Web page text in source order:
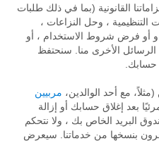
القانونية (بما في ذلك طلبات
التنظيمية ، وحل النزاعات ،
و أو فرض شروط الاستخدام ، أو
الرسائل الأخرى منا. سنحتفظ
حسابك.
مع أحد الوالدين، مربيين
بعد إغلاق حسابك أو إزالة
البريد الخاص بك ، ولا نتحكم
بنسخها من خدماتنا. سيعرض